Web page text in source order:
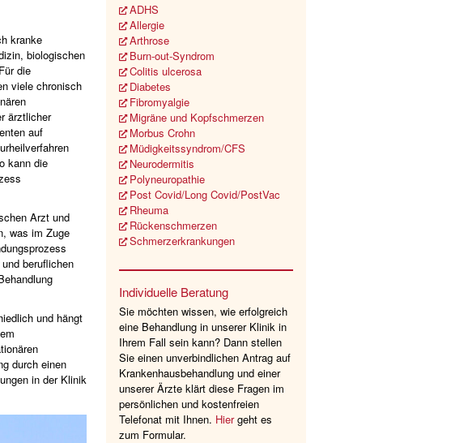
kranke
biologischen
die
viele chronisch
ärztlicher
auf
kann die
Arzt und
was im Zuge
beruflichen
und hängt
durch einen
in der Klinik
ADHS
Allergie
Arthrose
Burn-out-Syndrom
Colitis ulcerosa
Diabetes
Fibromyalgie
Migräne und Kopfschmerzen
Morbus Crohn
Müdigkeitssyndrom/CFS
Neurodermitis
Polyneuropathie
Post Covid/Long Covid/PostVac
Rheuma
Rückenschmerzen
Schmerzerkrankungen
Individuelle Beratung
Sie möchten wissen, wie erfolgreich
eine Behandlung in unserer Klinik in
Ihrem Fall sein kann? Dann stellen
Sie einen unverbindlichen Antrag auf
Krankenhausbehandlung und einer
unserer Ärzte klärt diese Fragen im
persönlichen und kostenfreien
Telefonat mit Ihnen. Hiergeht es
zum Formular.